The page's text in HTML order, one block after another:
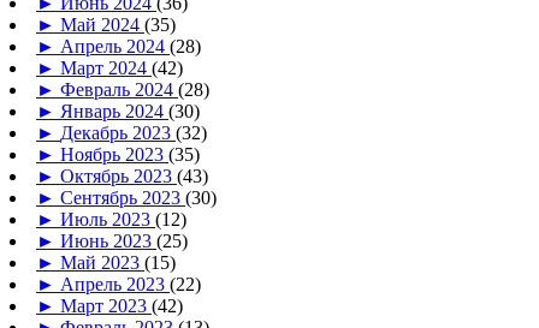
► Май 2024 (35)
► Апрель 2024 (28)
► Март 2024 (42)
► Февраль 2024 (28)
► Январь 2024 (30)
► Декабрь 2023 (32)
► Ноябрь 2023 (35)
► Октябрь 2023 (43)
► Сентябрь 2023 (30)
► Июль 2023 (12)
► Июнь 2023 (25)
► Май 2023 (15)
► Апрель 2023 (22)
► Март 2023 (42)